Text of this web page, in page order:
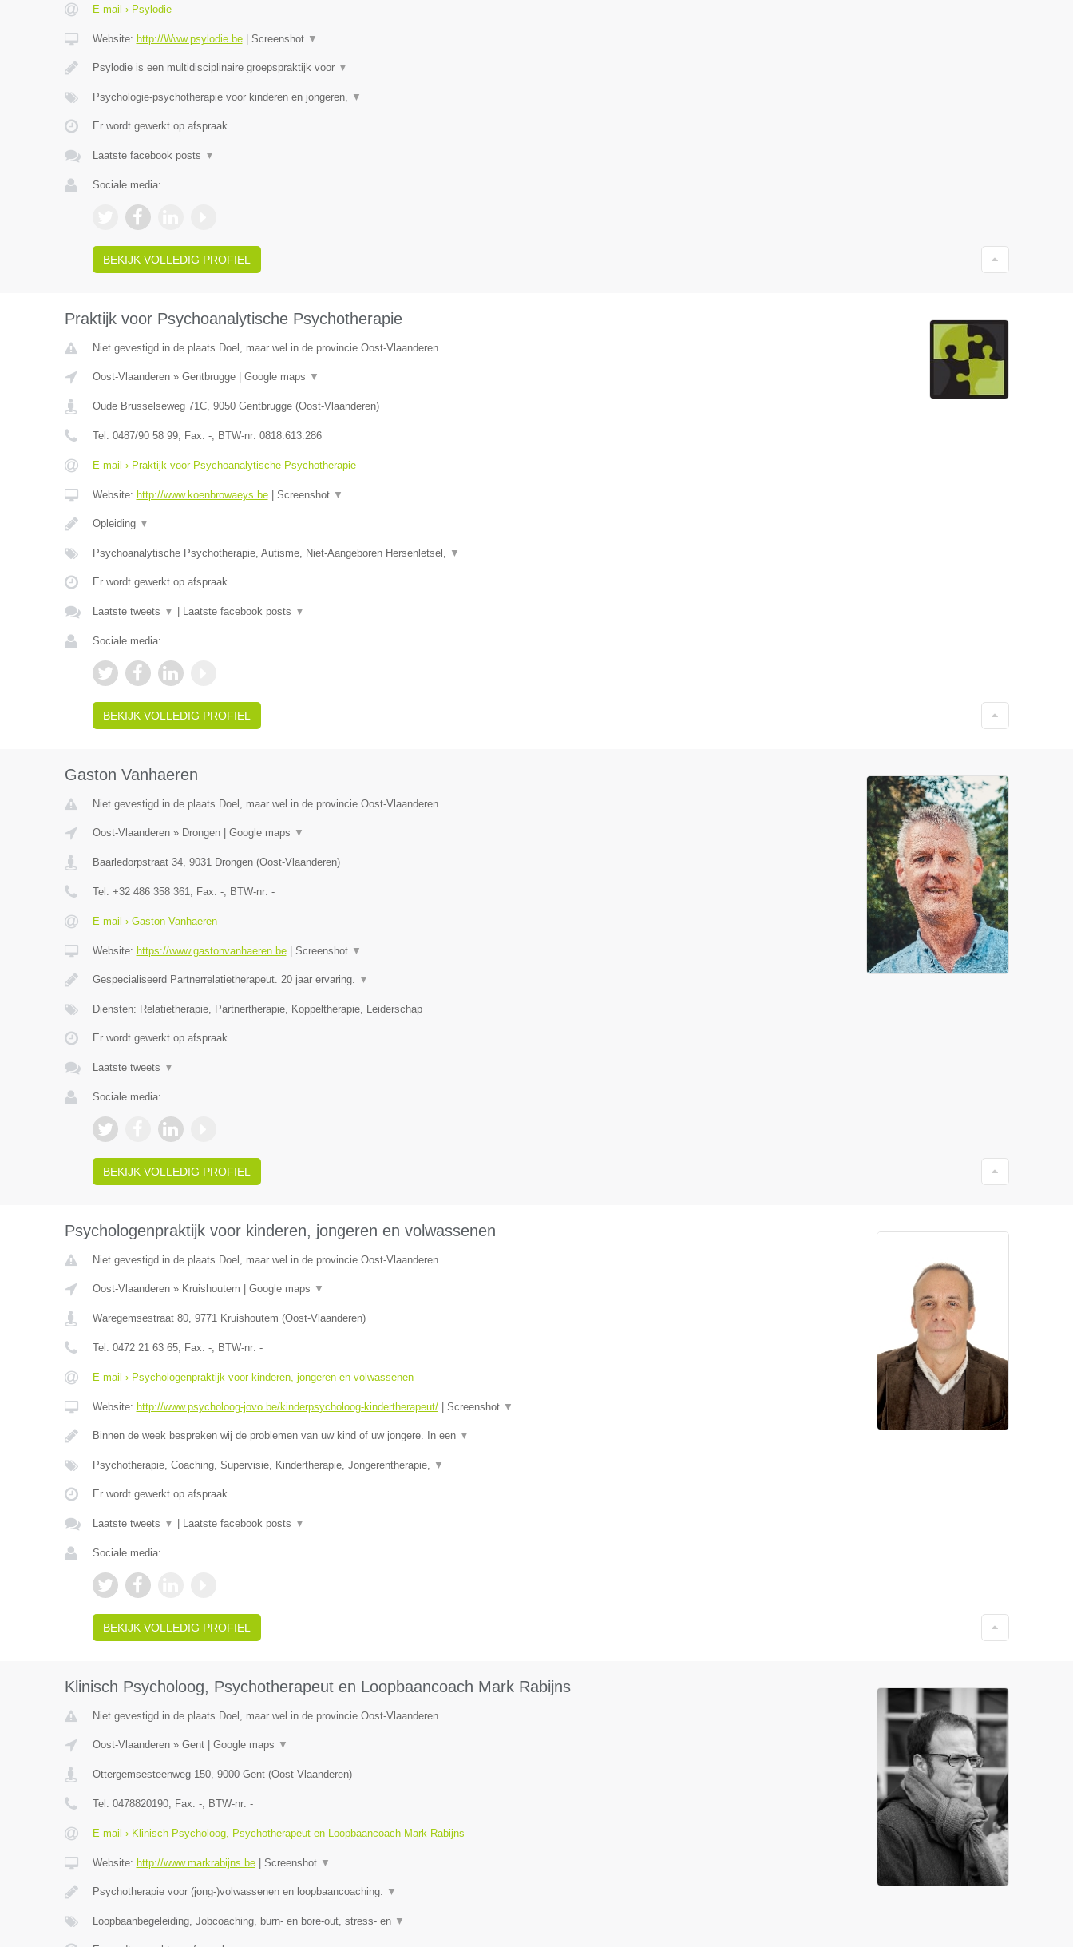
E-mail › Psylodie
Website: http://Www.psylodie.be| Screenshot ▼
Psylodie is een multidisciplinaire groepspraktijk voor ▼
Psychologie-psychotherapie voor kinderen en jongeren, ▼
Er wordt gewerkt op afspraak.
Laatste facebook posts ▼
Sociale media:
BEKIJK VOLLEDIG PROFIEL
Praktijk voor Psychoanalytische Psychotherapie
Niet gevestigd in de plaats Doel, maar wel in de provincie Oost-Vlaanderen.
Oost-Vlaanderen» Gentbrugge| Google maps ▼
Oude Brusselseweg 71C, 9050 Gentbrugge(Oost-Vlaanderen)
Tel: 0487/90 58 99, Fax: -, BTW-nr: 0818.613.286
E-mail › Praktijk voor Psychoanalytische Psychotherapie
Website: http://www.koenbrowaeys.be| Screenshot ▼
Opleiding ▼
Psychoanalytische Psychotherapie, Autisme, Niet-Aangeboren Hersenletsel, ▼
Er wordt gewerkt op afspraak.
Laatste tweets ▼ Laatste facebook posts ▼
Sociale media:
BEKIJK VOLLEDIG PROFIEL
Gaston Vanhaeren
Niet gevestigd in de plaats Doel, maar wel in de provincie Oost-Vlaanderen.
Oost-Vlaanderen» Drongen| Google maps ▼
Baarledorpstraat 34, 9031 Drongen(Oost-Vlaanderen)
Tel: +32 486 358 361, Fax: -, BTW-nr: -
E-mail › Gaston Vanhaeren
Website: https://www.gastonvanhaeren.be| Screenshot ▼
Gespecialiseerd Partnerrelatietherapeut. 20 jaar ervaring. ▼
Diensten: Relatietherapie, Partnertherapie, Koppeltherapie, Leiderschap
Er wordt gewerkt op afspraak.
Laatste tweets ▼
Sociale media:
BEKIJK VOLLEDIG PROFIEL
Psychologenpraktijk voor kinderen, jongeren en volwassenen
Niet gevestigd in de plaats Doel, maar wel in de provincie Oost-Vlaanderen.
Oost-Vlaanderen» Kruishoutem Google maps ▼
Waregemsestraat 80, 9771 Kruishoutem (Oost-Vlaanderen)
Tel: 0472 21 63 65, Fax: -, BTW-nr: -
E-mail › Psychologenpraktijk voor kinderen, jongeren en volwassenen
Website: http://www.psycholoog-jovo.be/kinderpsycholoog-kindertherapeut/| Screenshot ▼
Binnen de week bespreken wij de problemen van uw kind of uw jongere. In een ▼
Psychotherapie, Coaching, Supervisie, Kindertherapie, Jongerentherapie, ▼
Er wordt gewerkt op afspraak.
Laatste tweets ▼ Laatste facebook posts ▼
Sociale media:
BEKIJK VOLLEDIG PROFIEL
Klinisch Psycholoog, Psychotherapeut en Loopbaancoach Mark Rabijns
Niet gevestigd in de plaats Doel, maar wel in de provincie Oost-Vlaanderen.
Oost-Vlaanderen» Gent| Google maps ▼
Ottergemsesteenweg 150, 9000 Gent(Oost-Vlaanderen)
Tel: 0478820190, Fax: -, BTW-nr: -
E-mail › Klinisch Psycholoog, Psychotherapeut en Loopbaancoach Mark Rabijns
Website: http://www.markrabijns.be| Screenshot ▼
Psychotherapie voor (jong-)volwassenen en loopbaancoaching. ▼
Loopbaanbegeleiding, Jobcoaching, burn- en bore-out, stress- en ▼